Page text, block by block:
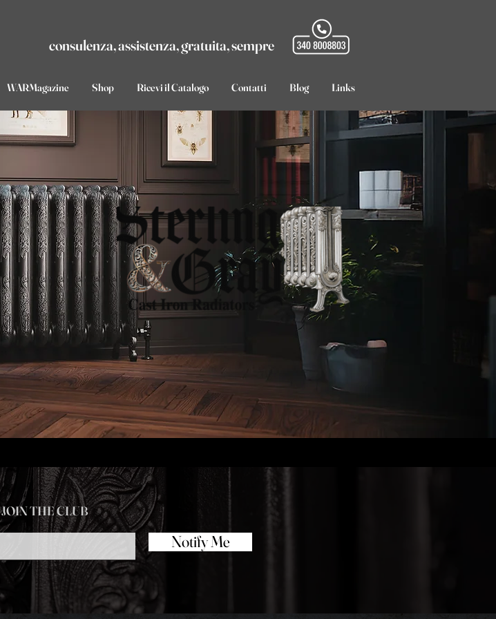
consulenza, assistenza, gratuita, sempre
WARMagazine Shop Ricevi il Catalogo Contatti Blog Links
JOIN THE CLUB
Notify Me